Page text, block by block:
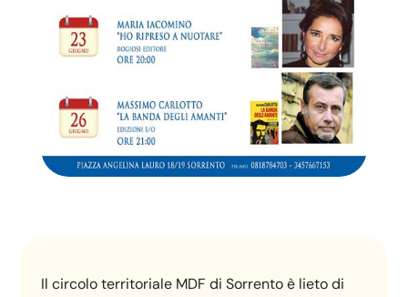
Il circolo territoriale MDF di Sorrento è lieto di